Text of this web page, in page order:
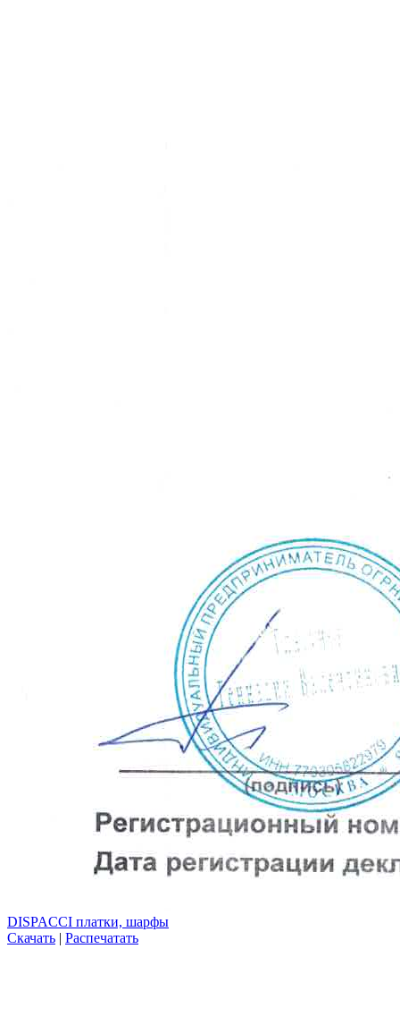
DISPACCI платки, шарфы
Скачать | Распечатать